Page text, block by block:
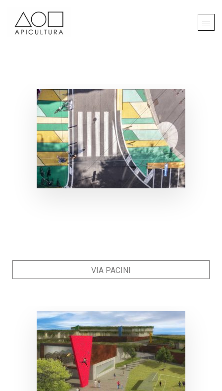
VIA PACINI